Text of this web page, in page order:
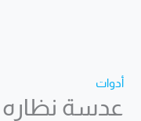
أدوات
عدسة